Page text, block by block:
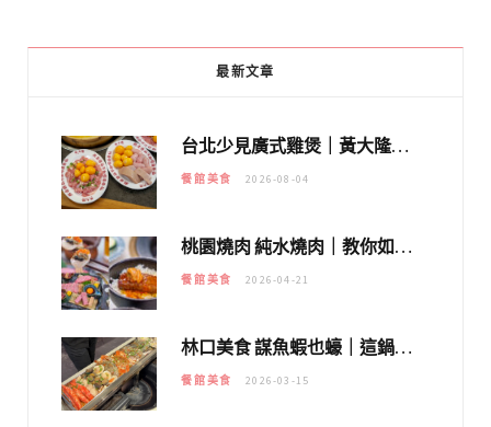
最新文章
台北少見廣式雞煲｜黃大隆濃郁煲湯：經典提燈與溫體雞肉，熬夜修仙不如來喝湯！
餐館美食 2026-08-04
桃園燒肉 純水燒肉｜教你如何優惠吃日本A5和牛各種部位，私房菜誠意吃好吃滿
餐館美食 2026-04-21
林口美食 謀魚蝦也蠔｜這鍋太狂！「蟹老闆派對鍋」10多種海鮮浮誇上桌，壽星再送生食摩天輪！
餐館美食 2026-03-15